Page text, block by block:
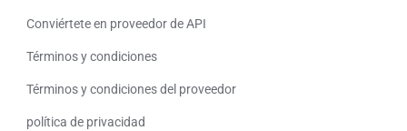
Conviértete en proveedor de API
Términos y condiciones
Términos y condiciones del proveedor
política de privacidad
Turkish